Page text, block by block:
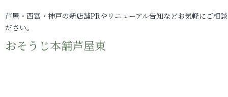
芦屋・西宮・神戸の新店舗PRやリニューアル告知などお気軽にご相
ださい。
おそうじ本舗芦屋東